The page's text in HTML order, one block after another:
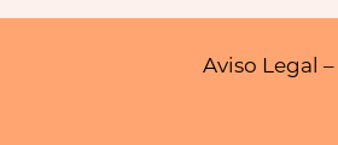
Aviso Legal